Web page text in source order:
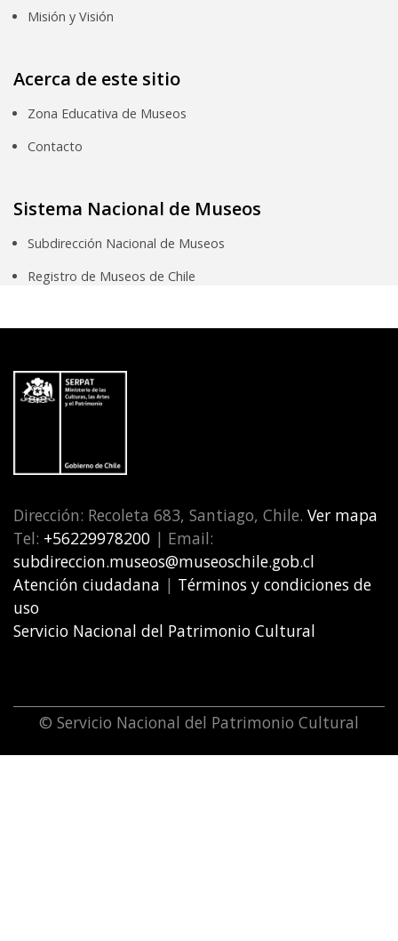
Misión y Visión
Acerca de este sitio
Zona Educativa de Museos
Contacto
Sistema Nacional de Museos
Subdirección Nacional de Museos
Registro de Museos de Chile
Dirección: Recoleta 683, Santiago, Chile. Ver mapa
Tel: +56229978200 | Email:
subdireccion.museos@museoschile.gob.cl
Atención ciudadana | Términos y condiciones de
uso
Servicio Nacional del Patrimonio Cultural
© Servicio Nacional del Patrimonio Cultural